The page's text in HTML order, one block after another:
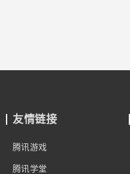
友情链接
腾讯游戏
腾讯学堂